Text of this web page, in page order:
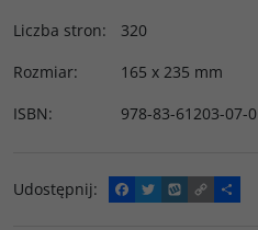
Liczba stron:
320
Rozmiar:
165 x 235 mm
ISBN: 978-83-61203-07-0
Udostępnij:
F
a
T
w
W
y
C
o
P
o